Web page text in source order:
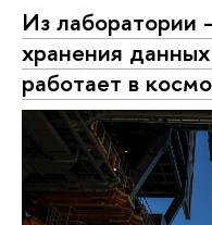
Из лаборатории
хранения
работает в